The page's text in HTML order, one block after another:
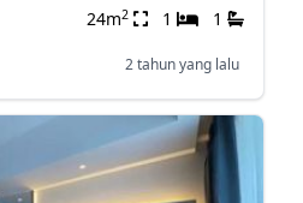
24m2 1 1
2 tahun yang lalu